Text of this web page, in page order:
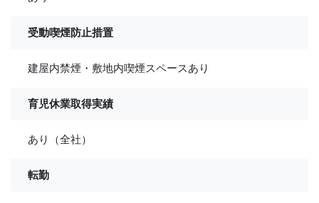
受動喫煙防止措置
建屋内禁煙・敷地内喫煙スペースあり
育児休業取得実績
あり（全社）
転勤